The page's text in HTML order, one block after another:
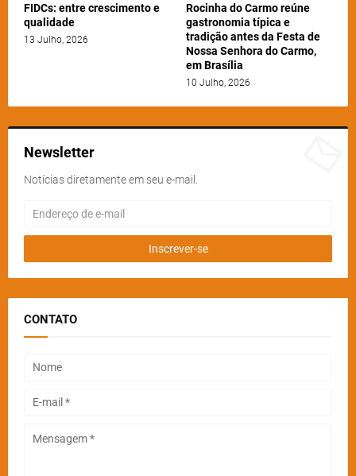
FIDCs: entre crescimento e
qualidade
13 Julho, 2026
Rocinha do Carmo reúne
gastronomia típica e
tradição antes da Festa de
Nossa Senhora do Carmo,
em Brasília
10 Julho, 2026
Newsletter
Notícias diretamente em seu e-mail.
CONTATO